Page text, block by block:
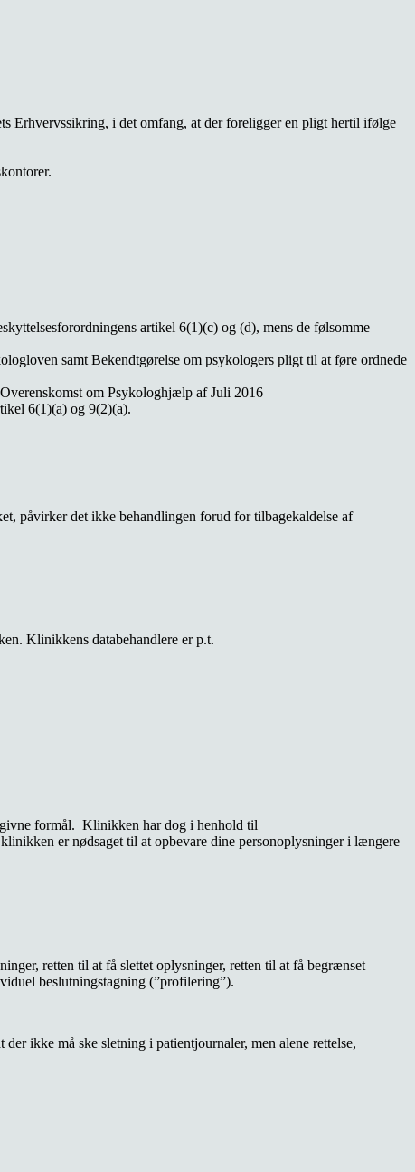
Erhvervssikring, i det omfang, at der foreligger en pligt hertil ifølge
artikel 6(1)(c) og (d), mens de følsomme
samt Bekendtgørelse om psykologers pligt til at føre ordnede
om Psykologhjælp af Juli 2016
6(1)(a) og 9(2)(a).
påvirker det ikke behandlingen forud for tilbagekaldelse af
Klinikkens databehandlere er p.t.
formål. Klinikken har dog i henhold til
er nødsaget til at opbevare dine personoplysninger i længere
retten til at få slettet oplysninger, retten til at få begrænset
beslutningstagning (”profilering”).
ikke må ske sletning i patientjournaler, men alene rettelse,